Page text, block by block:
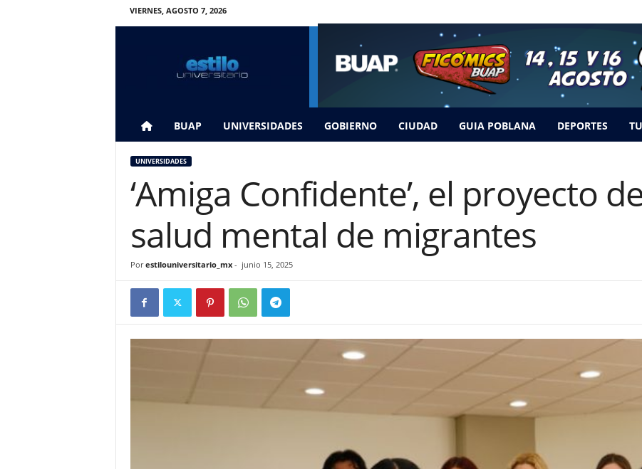
VIERNES, AGOSTO 7, 2026
BUAP UNIVERSIDADES GOBIERNO CIUDAD GUIA POBLANA DEPORTES
UNIVERSIDADES
‘Amiga Confidente’, el proyecto
salud mental de migrantes
Por estilouniversitario_mx- junio 15, 2025